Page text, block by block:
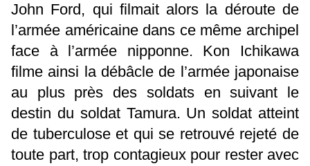
John Ford, qui filmait alors la déroute de
l’armée américaine dans ce même archipel
face à l’armée nipponne. Kon Ichikawa
filme ainsi la débâcle de l’armée japonaise
au plus près des soldats en suivant le
destin du soldat Tamura. Un soldat atteint
de tuberculose et qui se retrouvé rejeté de
toute part, trop contagieux pour rester avec